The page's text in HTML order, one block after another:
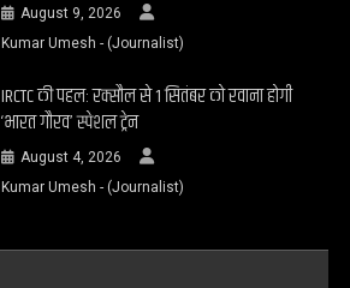
August 9, 2026
Kumar Umesh - (Journalist)
IRCTC की पहल: रक्सौल से 1 सितंबर को रवाना होगी
‘भारत गौरव’ स्पेशल ट्रेन
August 4, 2026
Kumar Umesh - (Journalist)